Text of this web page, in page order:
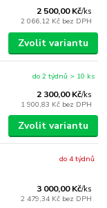
2 500,00 Kč/ks
2 066,12 Kč bez DPH
Zvolit variantu
2 300,00 Kč/ks
1 900,83 Kč bez DPH
do 2 týdnů > 10 ks
Zvolit variantu
3 000,00 Kč/ks
2 479,34 Kč bez DPH
do 4 týdnů